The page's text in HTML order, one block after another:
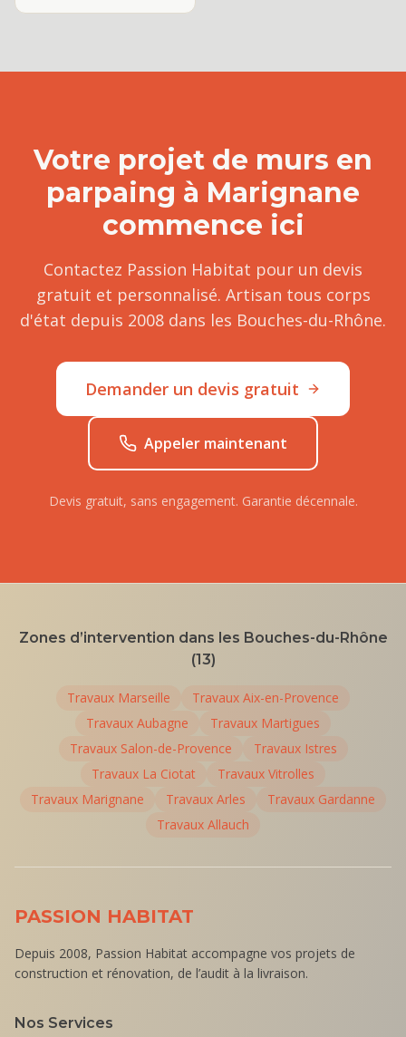
Votre projet de murs en
parpaing à Marignane
commence ici
Contactez Passion Habitat pour un devis
gratuit et personnalisé. Artisan tous corps
d'état depuis 2008 dans les Bouches-du-Rhône.
Demander un devis gratuit
Appeler maintenant
Devis gratuit, sans engagement. Garantie décennale.
Zones d’intervention dans les Bouches-du-Rhône
(13)
Travaux Marseille Travaux Aix-en-Provence
Travaux Aubagne Travaux Martigues
Travaux Salon-de-Provence Travaux Istres
Travaux La Ciotat Travaux Vitrolles
Travaux Marignane Travaux Arles Travaux Gardanne
Travaux Allauch
PASSION HABITAT
Depuis 2008, Passion Habitat accompagne vos projets de
construction et rénovation, de l’audit à la livraison.
Nos Services